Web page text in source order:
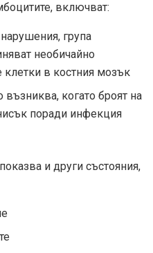
включват:
група
необичайно
клетки в костния мозък
когато броят на
поради инфекция
и други състояния,